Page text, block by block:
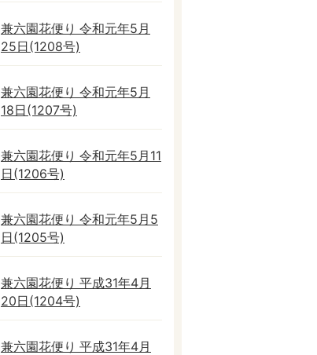
兼六園花便り 令和元年5月
25日(1208号)
兼六園花便り 令和元年5月
18日(1207号)
兼六園花便り 令和元年5月11
日(1206号)
兼六園花便り 令和元年5月5
日(1205号)
兼六園花便り 平成31年4月
20日(1204号)
兼六園花便り 平成31年4月